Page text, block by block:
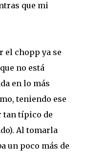
que mi
el chopp ya se
no está
en lo más
teniendo ese
tan típico de
Al tomarla
un poco más de